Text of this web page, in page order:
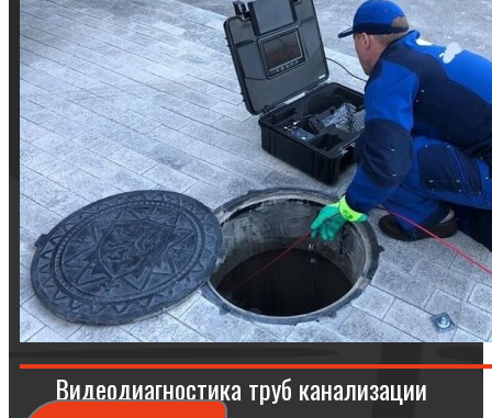
Видеодиагностика труб канализации